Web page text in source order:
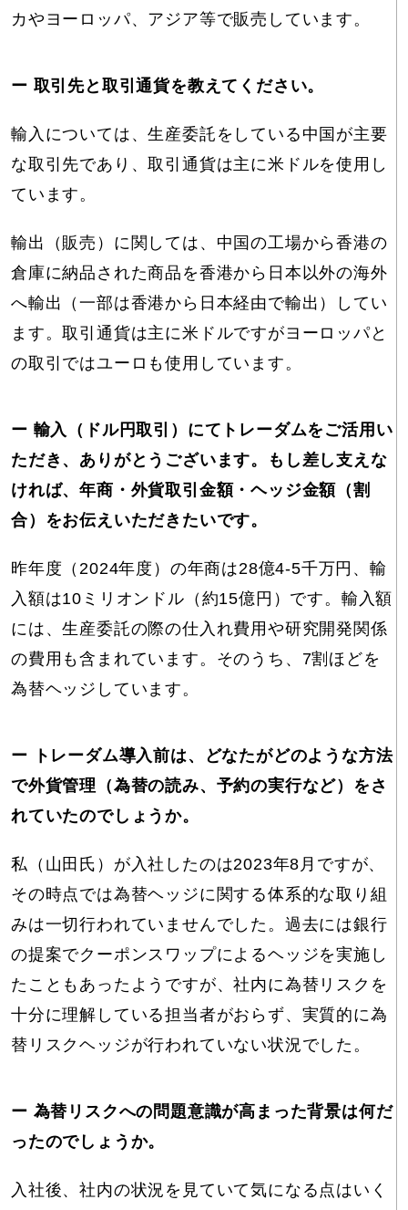
カやヨーロッパ、アジア等で販売しています。
ー 取引先と取引通貨を教えてください。
輸入については、生産委託をしている中国が主要
な取引先であり、取引通貨は主に米ドルを使用し
ています。
輸出（販売）に関しては、中国の工場から香港の
倉庫に納品された商品を香港から日本以外の海外
へ輸出（一部は香港から日本経由で輸出）してい
ます。取引通貨は主に米ドルですがヨーロッパと
の取引ではユーロも使用しています。
ー 輸入（ドル円取引）にてトレーダムをご活用い
ただき、ありがとうございます。もし差し支えな
ければ、年商・外貨取引金額・ヘッジ金額（割
合）をお伝えいただきたいです。
昨年度（2024年度）の年商は28億4-5千万円、輸
入額は10ミリオンドル（約15億円）です。輸入額
には、生産委託の際の仕入れ費用や研究開発関係
の費用も含まれています。そのうち、7割ほどを
為替ヘッジしています。
ー トレーダム導入前は、どなたがどのような方法
で外貨管理（為替の読み、予約の実行など）をさ
れていたのでしょうか。
私（山田氏）が入社したのは2023年8月ですが、
その時点では為替ヘッジに関する体系的な取り組
みは一切行われていませんでした。過去には銀行
の提案でクーポンスワップによるヘッジを実施し
たこともあったようですが、社内に為替リスクを
十分に理解している担当者がおらず、実質的に為
替リスクヘッジが行われていない状況でした。
ー 為替リスクへの問題意識が高まった背景は何だ
ったのでしょうか。
入社後、社内の状況を見ていて気になる点はいく